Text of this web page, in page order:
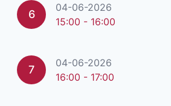
6
04-06-2026
15:00 - 16:00
7
04-06-2026
16:00 - 17:00